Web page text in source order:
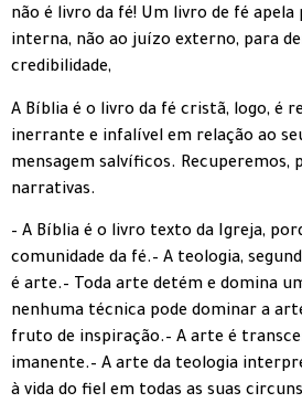
não é livro da fé! Um livro de fé apela
interna, não ao juízo externo, para
credibilidade,
A Bíblia é o livro da fé cristã, logo, é
inerrante e infalível em relação ao
mensagem salvíficos. Recuperemos,
narrativas.
– A Bíblia é o livro texto da Igreja,
comunidade da fé.– A teologia,
é arte.– Toda arte detém e domina
nenhuma técnica pode dominar a
fruto de inspiração.– A arte é
imanente.– A arte da teologia
à vida do fiel em todas as suas